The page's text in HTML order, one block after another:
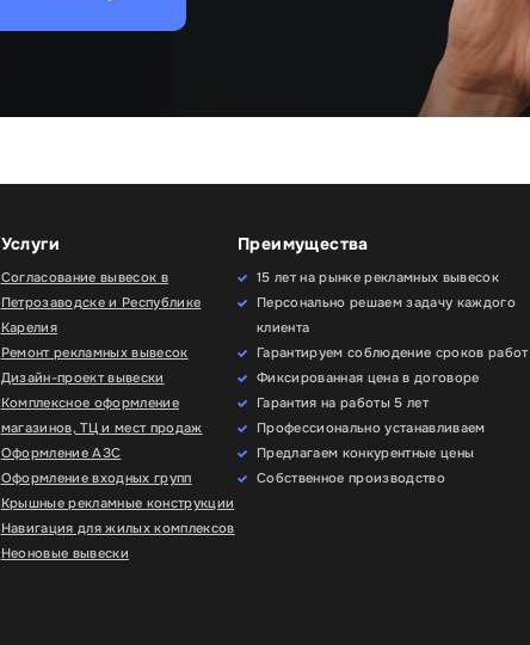
Услуги
Согласование вывесок в
Петрозаводске и Республике
Карелия
Ремонт рекламных вывесок
Дизайн-проект вывески
Комплексное оформление
магазинов, ТЦ и мест продаж
Оформление АЗС
Оформление входных групп
Крышные рекламные конструкции
Навигация для жилых комплексов
Неоновые вывески
Преимущества
15 лет на рынке рекламных вывесок
Персонально решаем задачу каждого
клиента
Гарантируем соблюдение сроков работ
Фиксированная цена в договоре
Гарантия на работы 5 лет
Профессионально устанавливаем
Предлагаем конкурентные цены
Собственное производство